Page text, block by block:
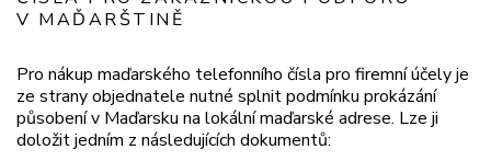
V MAĎARŠTINĚ
Pro nákup maďarského telefonního čísla pro firemní účely je
ze strany objednatele nutné splnit podmínku prokázání
působení v Maďarsku na lokální maďarské adrese. Lze ji
doložit jedním z následujících dokumentů: